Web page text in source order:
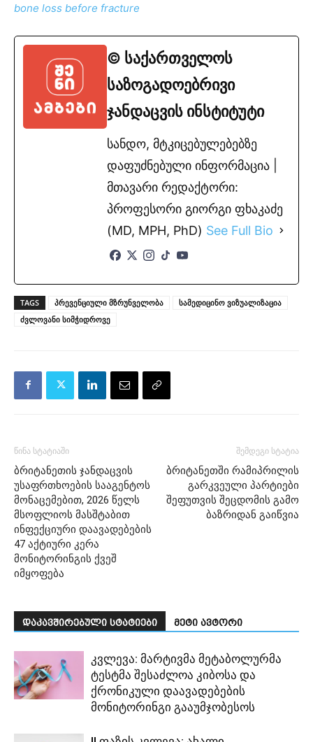
bone loss before fracture
© საქართველოს
საზოგადოებრივი
ჯანდაცვის ინსტიტუტი
სანდო, მტკიცებულებებზე
დაფუძნებული ინფორმაცია |
მთავარი რედაქტორი:
პროფესორი გიორგი ფხაკაძე
(MD, MPH, PhD) See Full Bio
TAGS პრევენციული მზრუნველობა
სამედიცინო ვიზუალიზაცია
ძვლოვანი სიმჭიდროვე
წინა სტატიაში
ბრიტანეთის ჯანდაცვის
უსაფრთხოების სააგენტოს
მონაცემებით, 2026 წელს
მსოფლიოს მასშტაბით
ინფექციური დაავადებების
47 აქტიური კერა
მონიტორინგის ქვეშ
იმყოფება
შემდეგი სტატია
ბრიტანეთში რამიპრილის
გარკვეული პარტიები
შეფუთვის შეცდომის გამო
ბაზრიდან გაიწვია
დაკავშირებული სტატიები მეტი ავტორი
კვლევა: მარტივმა მეტაბოლურმა
ტესტმა შესაძლოა კიბოსა და
ქრონიკული დაავადებების
მონიტორინგი გააუმჯობესოს